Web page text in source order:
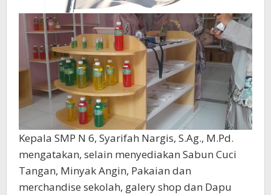
Kepala SMP N 6, Syarifah Nargis, S.Ag., M.Pd.
mengatakan, selain menyediakan Sabun Cuci
Tangan, Minyak Angin, Pakaian dan
merchandise sekolah, galery shop dan Dapu